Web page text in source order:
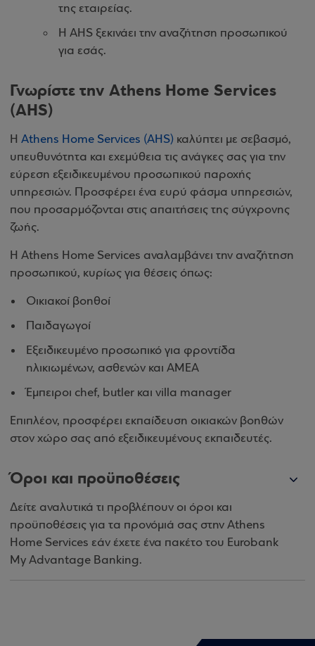
της εταιρείας.
Η AHS ξεκινάει την αναζήτηση προσωπικού
για εσάς.
Γνωρίστε την Athens Home Services
(AHS)
H Αthens Home Services (ΑΗS) καλύπτει με σεβασμό,
υπευθυνότητα και εχεμύθεια τις ανάγκες σας για την
εύρεση εξειδικευμένου προσωπικού παροχής
υπηρεσιών. Προσφέρει ένα ευρύ φάσμα υπηρεσιών,
που προσαρμόζονται στις απαιτήσεις της σύγχρονης
ζωής.
H Αthens Home Services αναλαμβάνει την αναζήτηση
προσωπικού, κυρίως για θέσεις όπως:
Οικιακοί βοηθοί
Παιδαγωγοί
Εξειδικευμένο προσωπικό για φροντίδα
ηλικιωμένων, ασθενών και ΑΜΕΑ
Έμπειροι chef, butler και villa manager
Επιπλέον, προσφέρει εκπαίδευση οικιακών βοηθών
στον χώρο σας από εξειδικευμένους εκπαιδευτές.
Όροι και προϋποθέσεις
Δείτε αναλυτικά τι προβλέπουν οι όροι και
προϋποθέσεις για τα προνόμιά σας στην Athens
Home Services εάν έχετε ένα πακέτο του Eurobank
My Advantage Banking.